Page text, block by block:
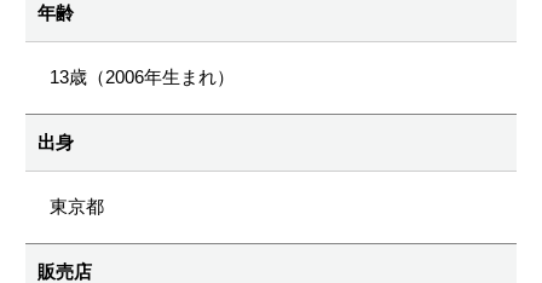
年齢
13歳（2006年生まれ）
出身
東京都
販売店